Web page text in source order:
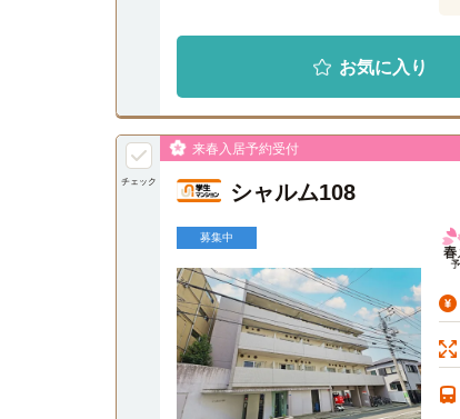
お気に入り
チェック
来春入居予約受付
シャルム108
募集中